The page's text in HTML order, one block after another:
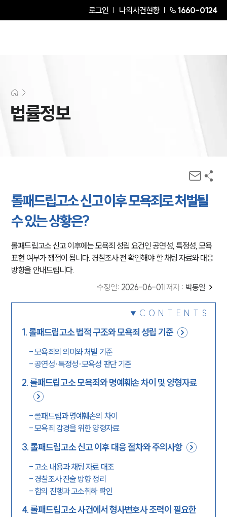
로그인 나의사건현황 1660-0124
법률정보
롤패드립고소 신고 이후 모욕죄로 처벌될
수 있는 상황은?
롤패드립고소 신고 이후에는 모욕죄 성립 요건인 공연성, 특정성, 모욕
표현 여부가 쟁점이 됩니다. 경찰조사 전 확인해야 할 채팅 자료와 대응
방향을 안내드립니다.
수정일: 2026-06-01 저자 : 박동일
CONTENTS
1.롤패드립고소 법적 구조와 모욕죄 성립 기준
-모욕죄의 의미와 처벌 기준
-공연성·특정성·모욕성 판단 기준
2.롤패드립고소 모욕죄와 명예훼손 차이 및 양형자료
-롤패드립과 명예훼손의 차이
-모욕죄 감경을 위한 양형자료
3.롤패드립고소 신고 이후 대응 절차와 주의사항
-고소 내용과 채팅 자료 대조
- 경찰조사 진술 방향 정리
- 합의 진행과 고소취하 확인
4.롤패드립고소 사건에서 형사변호사 조력이 필요한